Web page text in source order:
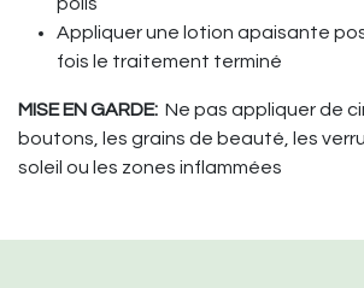
Appliquer une lotion apaisante
fois le traitement terminé
MISE EN GARDE: Ne pas appliquer de
boutons, les grains de beauté, les
soleil ou les zones inflammées